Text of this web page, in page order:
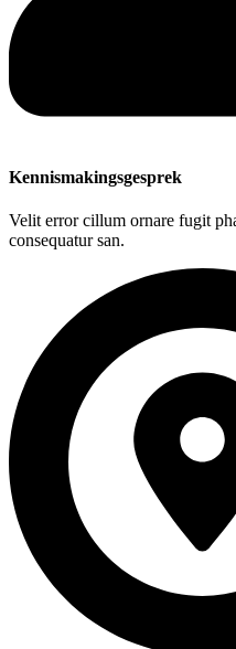
Kennismakingsgesprek
Velit error cillum ornare fugit
consequatur san.